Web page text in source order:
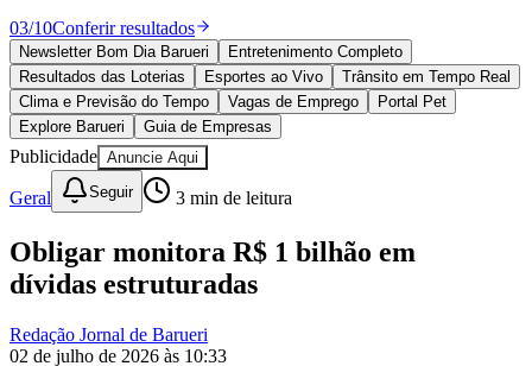
10 anos de JBnovo portalconfira as novidades